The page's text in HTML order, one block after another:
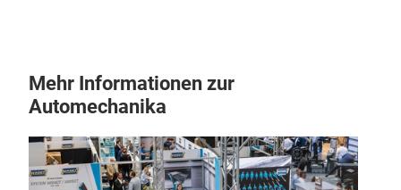
Mehr Informationen zur
Automechanika